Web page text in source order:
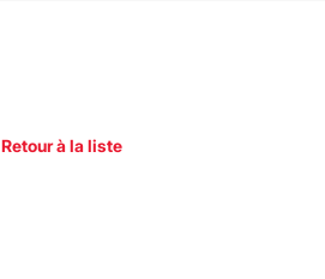
Retour à la liste